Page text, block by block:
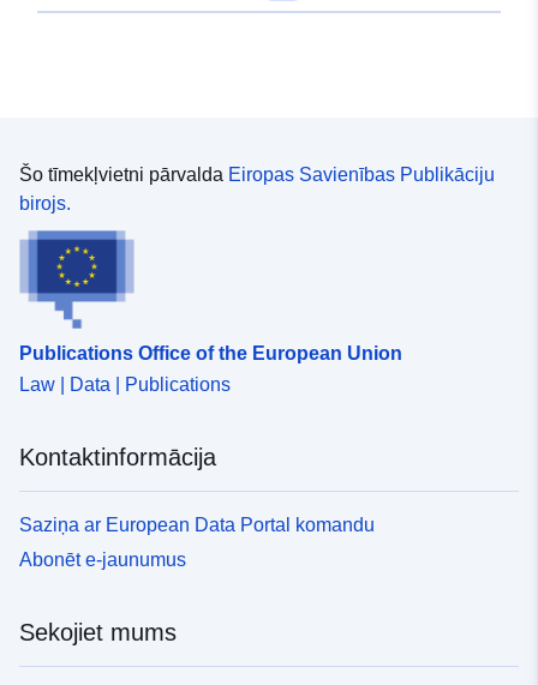
Šo tīmekļvietni pārvalda Eiropas Savienības Publikāciju
birojs.
Publications Office of the European Union
Law | Data | Publications
Kontaktinformācija
Saziņa ar European Data Portal komandu
Abonēt e-jaunumus
Sekojiet mums